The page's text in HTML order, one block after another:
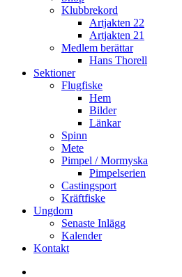
Klubbrekord
Artjakten 22
Artjakten 21
Medlem berättar
Hans Thorell
Sektioner
Flugfiske
Hem
Bilder
Länkar
Spinn
Mete
Pimpel / Mormyska
Pimpelserien
Castingsport
Kräftfiske
Ungdom
Senaste Inlägg
Kalender
Kontakt